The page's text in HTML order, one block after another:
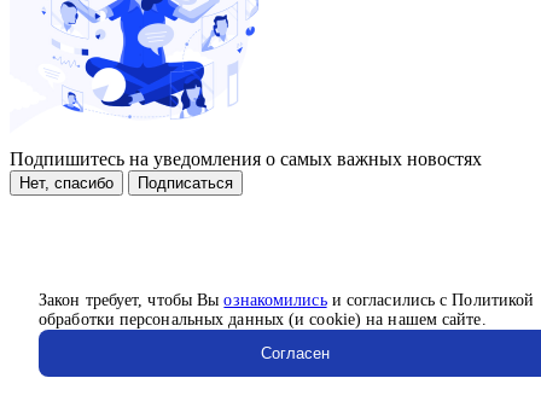
Закон требует, чтобы Выознакомилисьи согласились с Политикой
обработки персональных данных (и cookie) на нашем сайте.
Согласен
Подпишитесь на уведомления о самых важных новостях
Нет, спасибо Подписаться